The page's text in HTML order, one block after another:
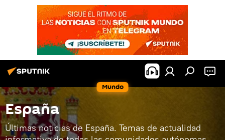
Mundo
España
Últimas noticias de España. Temas de actualidad